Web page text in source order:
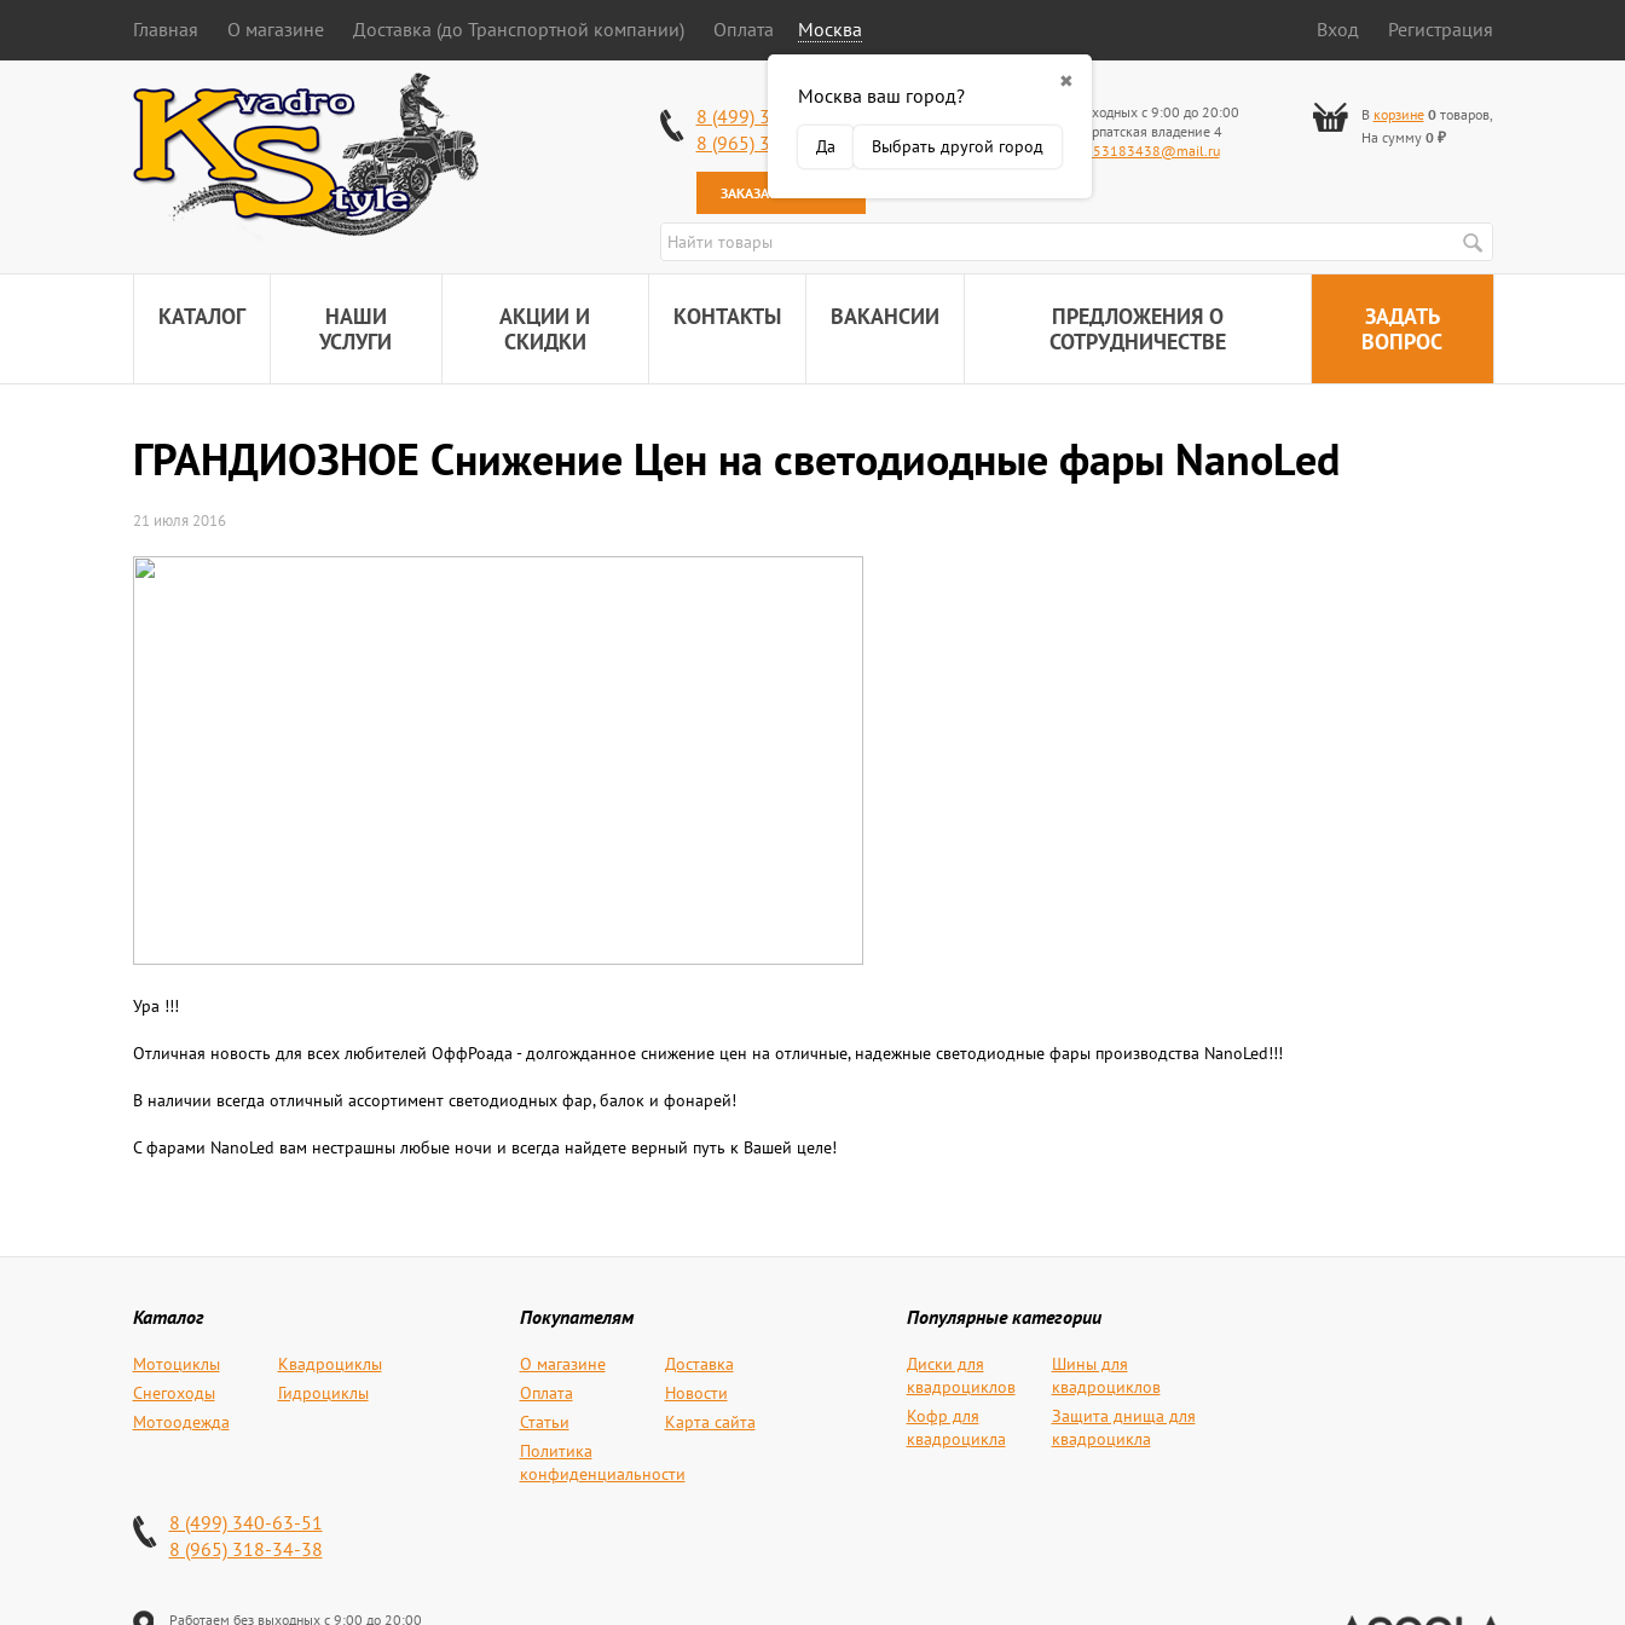
Главная О магазине Доставка (до Транспортной компании) Оплата Москва
✖
Москва ваш город?
Да Выбрать другой город
Вход Регистрация
8 (499) 340-63-51
8 (965) 318-34-38
ЗАКАЗАТЬ ЗВОНОК
Работаем без выходных с 9:00 до 20:00
Самовывоз: 2 Карпатская владение 4
Наша почта:
89653183438@mail.ru
В корзине 0товаров,
На сумму 0 ₽
КАТАЛОГ
НАШИ
УСЛУГИ
АКЦИИ И
СКИДКИ
КОНТАКТЫ ВАКАНСИИ
ПРЕДЛОЖЕНИЯ О
СОТРУДНИЧЕСТВЕ
ЗАДАТЬ
ВОПРОС
ГРАНДИОЗНОЕ Снижение Цен на светодиодные фары NanoLed
21 июля 2016
Ура !!!
Отличная новость для всех любителей ОффРоада - долгожданное снижение цен на отличные, надежные светодиодные фары производства NanoLed!!!
В наличии всегда отличный ассортимент светодиодных фар, балок и фонарей!
С фарами NanoLed вам нестрашны любые ночи и всегда найдете верный путь к Вашей целе!
Каталог
Мотоциклы
Квадроциклы
Снегоходы
Гидроциклы
Мотоодежда
Покупателям
О магазине
Доставка
Оплата
Новости
Статьи
Карта сайта
Политика
конфиденциальности
Популярные категории
Диски для
квадроциклов
Шины для
квадроциклов
Кофр для
квадроцикла
Защита днища для
квадроцикла
8 (499) 340-63-51
8 (965) 318-34-38
Работаем без выходных с 9:00 до 20:00